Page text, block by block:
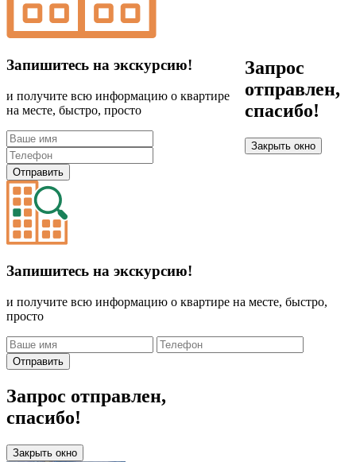
Запишитесь на экскурсию!
и получите всю информацию о квартире
на месте, быстро, просто
Отправить
Запрос
отправлен,
спасибо!
Закрыть окно
Запишитесь на экскурсию!
и получите всю информацию о квартире на месте, быстро,
просто
Отправить
Запрос отправлен,
спасибо!
Закрыть окно